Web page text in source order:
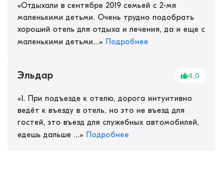
«Отдыхали в сентябре 2019 семьей с 2-мя
маленькими детьми. Очень трудно подобрать
хороший отель для отдыха и лечения, да и еще с
маленькими детьми...» Подробнее
Эльдар 4,0
«1. При подъезде к отелю, дорога интуитивно
ведёт к въезду в отель, но это не въезд для
гостей, это въезд для служебных автомобилей,
едешь дальше ...» Подробнее